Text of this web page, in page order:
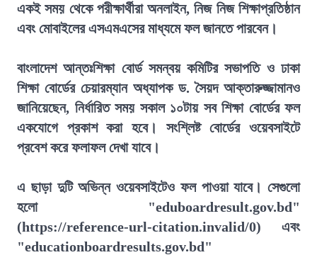
একই সময় থেকে পরীক্ষার্থীরা অনলাইন, নিজ নিজ শিক্ষাপ্রতিষ্ঠান
এবং মোবাইলের এসএমএসের মাধ্যমে ফল জানতে পারবেন।
বাংলাদেশ আন্তঃশিক্ষা বোর্ড সমন্বয় কমিটির সভাপতি ও ঢাকা
শিক্ষা বোর্ডের চেয়ারম্যান অধ্যাপক ড. সৈয়দ আক্তারুজ্জামানও
জানিয়েছেন, নির্ধারিত সময় সকাল ১০টায় সব শিক্ষা বোর্ডের ফল
একযোগে প্রকাশ করা হবে। সংশ্লিষ্ট বোর্ডের ওয়েবসাইটে
প্রবেশ করে ফলাফল দেখা যাবে।
এ ছাড়া দুটি অভিন্ন ওয়েবসাইটেও ফল পাওয়া যাবে। সেগুলো
হলো "eduboardresult.gov.bd"
(https://reference-url-citation.invalid/0) এবং
"educationboardresults.gov.bd"